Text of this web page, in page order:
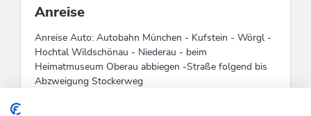
Anreise
Anreise Auto: Autobahn München - Kufstein - Wörgl -
Hochtal Wildschönau - Niederau - beim
Heimatmuseum Oberau abbiegen -Straße folgend bis
Abzweigung Stockerweg